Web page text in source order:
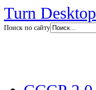
Turn
Поиск по сайту